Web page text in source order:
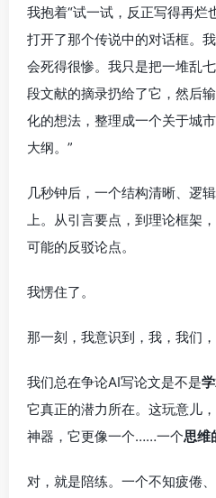
我抱着“试一试，反正写得再烂
打开了那个传说中的对话框。
会死得很惨。我只是把一堆乱
段文献的摘录扔给了它，然后
化的想法，整理成一个关于城
大纲。”
几秒钟后，一个结构清晰、逻
上。从引言要点，到理论框架
可能的反驳论点。
我愣住了。
那一刻，我意识到，我，我们，
我们总在争论AI写论文是不是
它真正的潜力所在。这玩意儿
神器，它更像一个……一个思维
对，就是陪练。一个不知疲倦